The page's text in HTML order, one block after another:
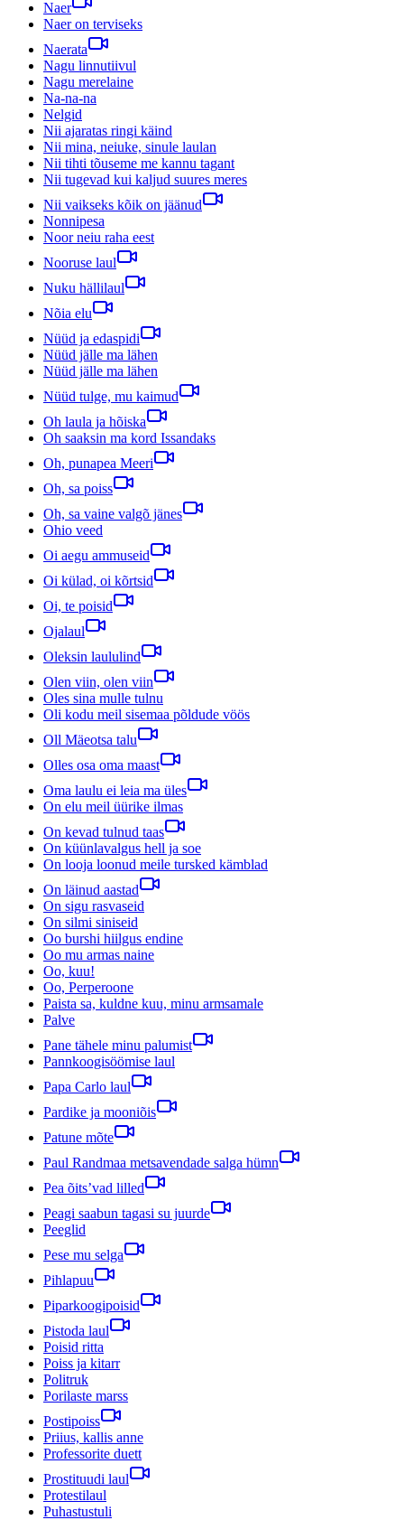
Naer
Naer on terviseks
Naerata
Nagu linnutiivul
Nagu merelaine
Na-na-na
Nelgid
Nii ajaratas ringi käind
Nii mina, neiuke, sinule laulan
Nii tihti tõuseme me kannu tagant
Nii tugevad kui kaljud suures meres
Nii vaikseks kõik on jäänud
Nonnipesa
Noor neiu raha eest
Nooruse laul
Nuku hällilaul
Nõia elu
Nüüd ja edaspidi
Nüüd jälle ma lähen
Nüüd jälle ma lähen
Nüüd tulge, mu kaimud
Oh laula ja hõiska
Oh saaksin ma kord Issandaks
Oh, punapea Meeri
Oh, sa poiss
Oh, sa vaine valgõ jänes
Ohio veed
Oi aegu ammuseid
Oi külad, oi kõrtsid
Oi, te poisid
Ojalaul
Oleksin laululind
Olen viin, olen viin
Oles sina mulle tulnu
Oli kodu meil sisemaa põldude vöös
Oll Mäeotsa talu
Olles osa oma maast
Oma laulu ei leia ma üles
On elu meil üürike ilmas
On kevad tulnud taas
On küünlavalgus hell ja soe
On looja loonud meile tursked kämblad
On läinud aastad
On sigu rasvaseid
On silmi siniseid
Oo burshi hiilgus endine
Oo mu armas naine
Oo, kuu!
Oo, Perperoone
Paista sa, kuldne kuu, minu armsamale
Palve
Pane tähele minu palumist
Pannkoogisöömise laul
Papa Carlo laul
Pardike ja mooniõis
Patune mõte
Paul Randmaa metsavendade salga hümn
Pea õits’vad lilled
Peagi saabun tagasi su juurde
Peeglid
Pese mu selga
Pihlapuu
Piparkoogipoisid
Pistoda laul
Poisid ritta
Poiss ja kitarr
Politruk
Porilaste marss
Postipoiss
Priius, kallis anne
Professorite duett
Prostituudi laul
Protestilaul
Puhastustuli